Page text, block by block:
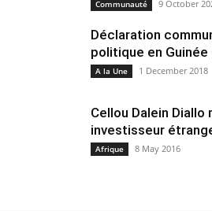
Communauté 9 October
Déclaration
politique en Guinée
A la Une 1 December 2018
Cellou Dalein Diallo
investisseur
Afrique 8 May 2016